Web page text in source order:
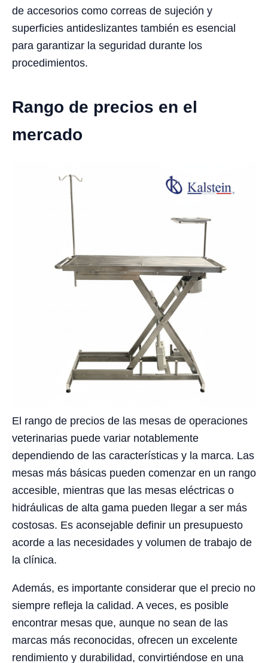
de accesorios como correas de sujeción y
superficies antideslizantes también es esencial
para garantizar la seguridad durante los
procedimientos.
Rango de precios en el
mercado
El rango de precios de las mesas de operaciones
veterinarias puede variar notablemente
dependiendo de las características y la marca. Las
mesas más básicas pueden comenzar en un rango
accesible, mientras que las mesas eléctricas o
hidráulicas de alta gama pueden llegar a ser más
costosas. Es aconsejable definir un presupuesto
acorde a las necesidades y volumen de trabajo de
la clínica.
Además, es importante considerar que el precio no
siempre refleja la calidad. A veces, es posible
encontrar mesas que, aunque no sean de las
marcas más reconocidas, ofrecen un excelente
rendimiento y durabilidad, convirtiéndose en una